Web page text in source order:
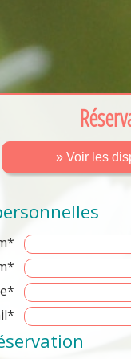
» Voir les